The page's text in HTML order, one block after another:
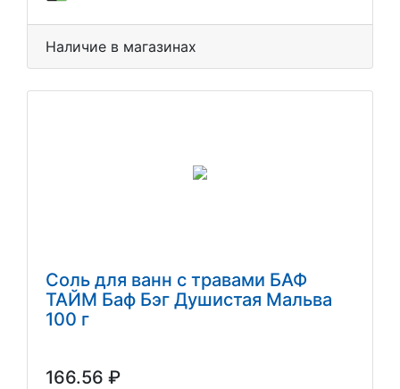
Наличие в магазинах
Соль для ванн с травами БАФ
ТАЙМ Баф Бэг Душистая Мальва
100 г
166.56 ₽